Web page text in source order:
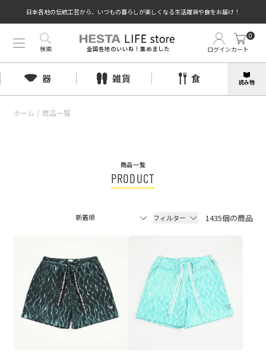
日本各地の伝統工芸から、いつもの暮らしが楽しくなる生活雑貨や食をお届け！
全国各地のいいね！集めました ログインカート
0
検索
器 雑貨 食 読み物
ホーム / 商品一覧
商品一覧
PRODUCT
フィルター 1435個の商品